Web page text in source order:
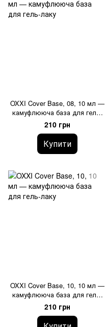
OXXI Cover Base, 08, 10 мл —
камуфлююча база для гель-
лаку
210 грн
Купити
OXXI Cover Base, 10, 10 мл —
камуфлююча база для гель-
лаку
210 грн